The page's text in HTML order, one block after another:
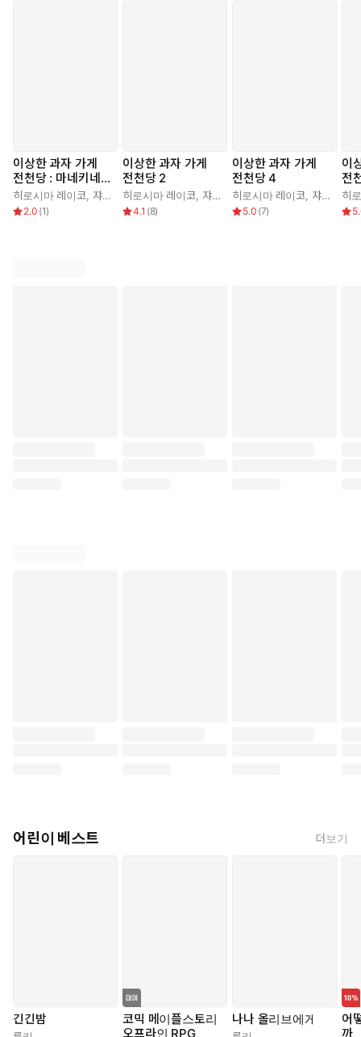
이상한 과자 가게
전천당 : 마네키네
코 도감
히로시마 레이코, 쟈쟈 김정화
2.0 (1)
이상한 과자 가게
전천당 2
히로시마 레이코, 쟈쟈 김정화
4.1 (8)
이상한 과자 가게
전천당 4
히로시마 레이코, 쟈쟈 김
5.0 (7)
이
전
히
어린이 베스트 더보기
긴긴밤
코믹 메이플스토리
오프라인 RPG
나나 올리브에게
어
까